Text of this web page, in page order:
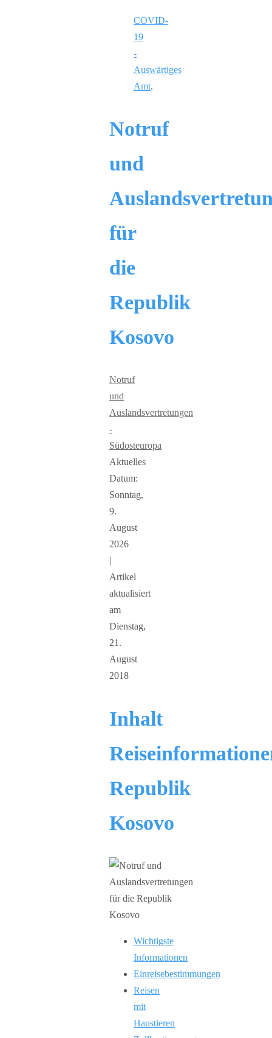
COVID-
19
-
Auswärtiges
Amt.
Notruf
und
für
die
Republik
Kosovo
Notruf
und
Auslandsvertretungen
-
Südosteuropa
Aktuelles
Datum:
Sonntag,
9.
August
2026
|
Artikel
aktualisiert
am
Dienstag,
21.
August
2018
Inhalt
Republik
Kosovo
Wichtigste
Informationen
Einreisebestimmungen
Reisen
mit
Haustieren